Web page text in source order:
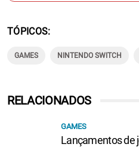
TÓPICOS
GAMES NINTENDO SWITCH
RELACIONADOS
GAMES
Lançamentos de